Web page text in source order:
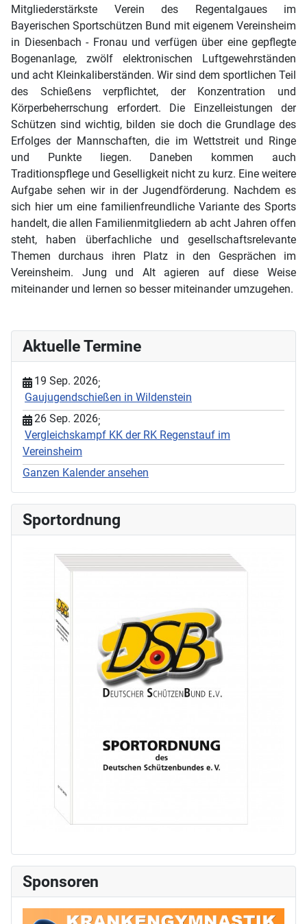
Mitgliederstärkste Verein des Regentalgaues im
Bayerischen Sportschützen Bund mit eigenem Vereinsheim
in Diesenbach - Fronau und verfügen über eine gepflegte
Bogenanlage, zwölf elektronischen Luftgewehrständen
und acht Kleinkaliberständen. Wir sind dem sportlichen Teil
des Schießens verpflichtet, der Konzentration und
Körperbeherrschung erfordert. Die Einzelleistungen der
Schützen sind wichtig, bilden sie doch die Grundlage des
Erfolges der Mannschaften, die im Wettstreit und Ringe
und Punkte liegen. Daneben kommen auch
Traditionspflege und Geselligkeit nicht zu kurz. Eine weitere
Aufgabe sehen wir in der Jugendförderung. Nachdem es
sich hier um eine familienfreundliche Variante des Sports
handelt, die allen Familienmitgliedern ab acht Jahren offen
steht, haben überfachliche und gesellschaftsrelevante
Themen durchaus ihren Platz in den Gesprächen im
Vereinsheim. Jung und Alt agieren auf diese Weise
miteinander und lernen so besser miteinander umzugehen.
Aktuelle Termine
19 Sep. 2026;
Gaujugendschießen in Wildenstein
26 Sep. 2026;
Vergleichskampf KK der RK Regenstauf im
Vereinsheim
Ganzen Kalender ansehen
Sportordnung
Sponsoren